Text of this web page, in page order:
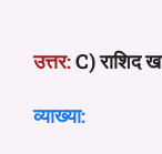
उत्तर:C) राशिद
व्याख्या: